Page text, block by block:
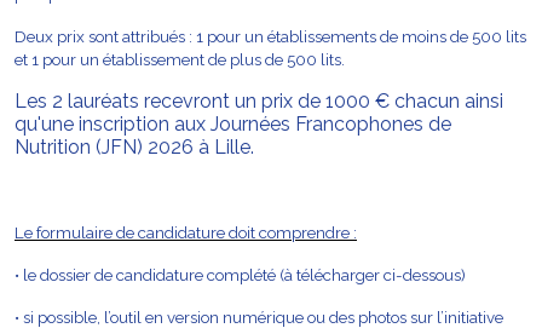
Deux prix sont attribués : 1 pour un établissements de moins de 500 lits
et 1 pour un établissement de plus de 500 lits.
Les 2 lauréats recevront un prix de 1000 € chacun ainsi
qu'une inscription aux Journées Francophones de
Nutrition (JFN) 2026 à Lille.
Le formulaire de candidature doit comprendre :
• le dossier de candidature complété (à télécharger ci-dessous)
• si possible, l’outil en version numérique ou des photos sur l’initiative